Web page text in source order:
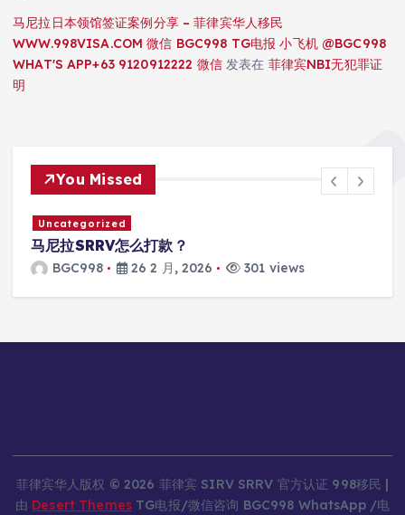
马尼拉日本领馆签证案例分享 – 菲律宾华人移民
WWW.998VISA.COM 微信 BGC998 TG电报 小飞机 @BGC998
WHAT'S APP+63 9120912222 微信发表在 菲律宾NBI无犯罪证
明
You Missed
Uncategorized
马尼拉SRRV怎么打款？
BGC998 26 2 月, 2026 301 views
菲律宾华人版权 © 2026 菲律宾 SIRV SRRV 官方认证 998移民 |
由 Desert Themes TG电报/微信咨询 BGC998 WhatsApp /电